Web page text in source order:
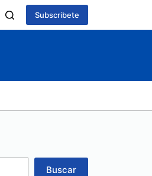
Subscribete
Buscar